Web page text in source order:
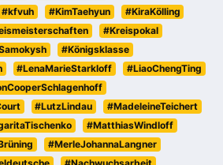
#kfvuh #KimTaehyun
#KiraKölling
#Kreispokal
#Königsklasse
#LenaMarieStarkloff
#LiaoChengTing
#LutzLindau
#MadeleineTeichert
#MatthiasWindloff
#MerleJohannaLangner